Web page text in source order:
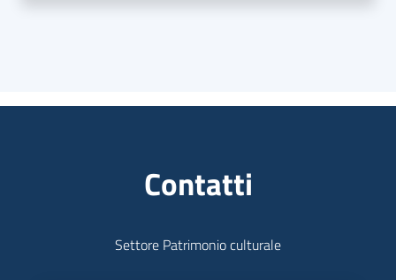
Contatti
Settore Patrimonio culturale